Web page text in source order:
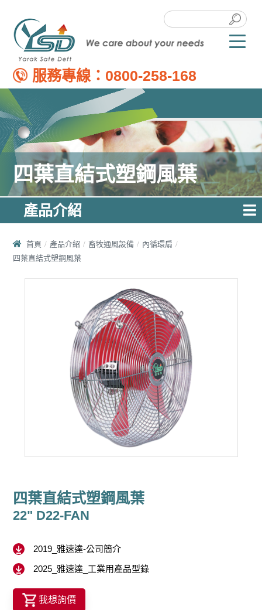
服務專線： 0800-258-168
四葉直結式塑鋼風葉
產品介紹
首頁 產品介紹 畜牧通風設備
內循環扇
四葉直結式塑鋼風葉
四葉直結式塑鋼風葉
22" D22-FAN
2019_雅速達-公司簡介
2025_雅速達_工業用產品型錄
我想詢價